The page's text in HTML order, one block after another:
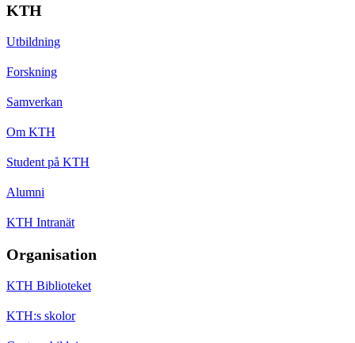
KTH
Utbildning
Forskning
Samverkan
Om KTH
Student på KTH
Alumni
KTH Intranät
Organisation
KTH Biblioteket
KTH:s skolor